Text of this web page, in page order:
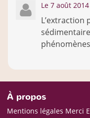
Le 7 août
À propos
Mentions légales Merci